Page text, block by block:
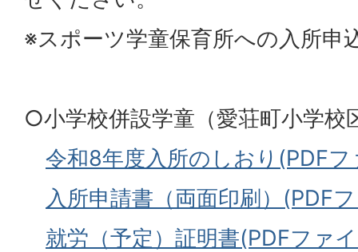
※スポーツ学童保育所への入所申
○小学校併設学童（愛荘町小学
令和8年度入所のしおり(PDF
入所申請書（両面印刷）(PDF
就労（予定）証明書(PDFファ